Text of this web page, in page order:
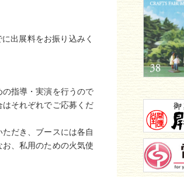
出展料をお振り込みく
の指導・実演を行うので
それぞれでご応募くだ
だき、ブースには各自
、私用のための火気使